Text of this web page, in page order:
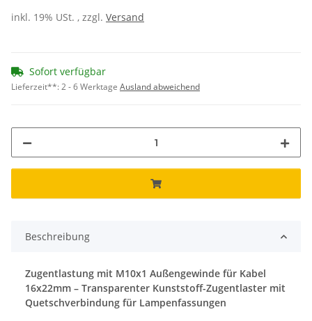
inkl. 19% USt. , zzgl. Versand
Sofort verfügbar
Lieferzeit**:2 - 6 Werktage Ausland abweichend
Beschreibung
Zugentlastung mit M10x1 Außengewinde für Kabel
16x22mm – Transparenter Kunststoff-Zugentlaster mit
Quetschverbindung für Lampenfassungen